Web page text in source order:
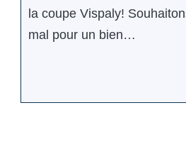
la coupe Vispaly!
mal pour un bien…